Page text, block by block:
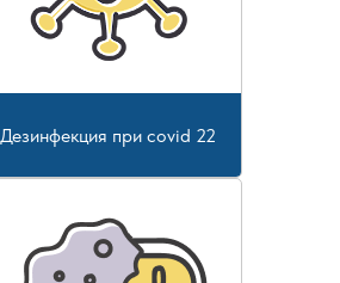
Дезинфекция при covid 22